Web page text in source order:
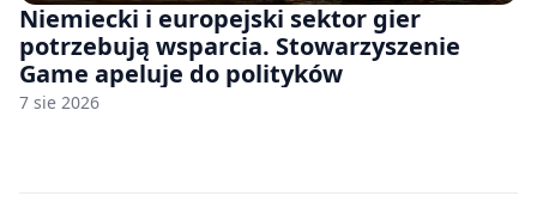
Niemiecki i europejski sektor gier
potrzebują wsparcia. Stowarzyszenie
Game apeluje do polityków
7 sie 2026